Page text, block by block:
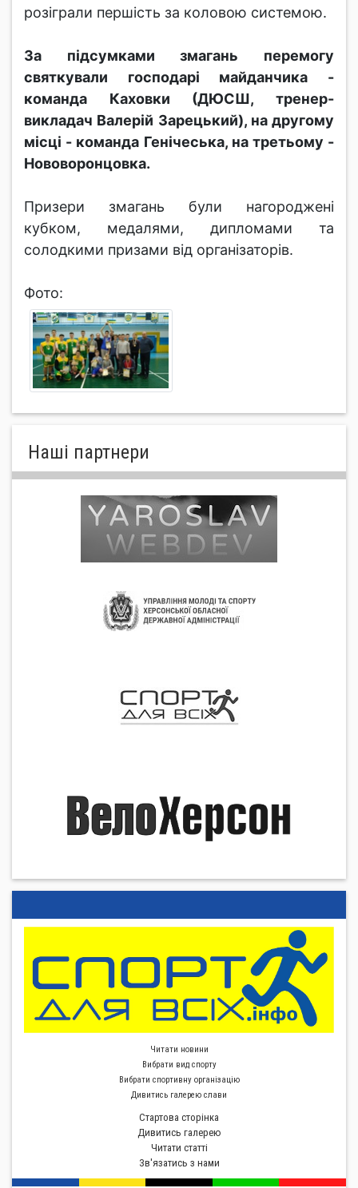
розіграли першість за коловою системою.
За підсумками змагань перемогу
святкували господарі майданчика -
команда Каховки (ДЮСШ, тренер-
викладач Валерій Зарецький), на другому
місці - команда Генічеська, на третьому -
Нововоронцовка.
Призери змагань були нагороджені
кубком, медалями, дипломами та
солодкими призами від організаторів.
Фото:
Нашi партнери
Читати новини
Вибрати вид спорту
Вибрати спортивну органiзацiю
Дивитись галерею слави
Стартова сторiнка
Дивитись галерею
Читати статті
Зв'язатись з нами